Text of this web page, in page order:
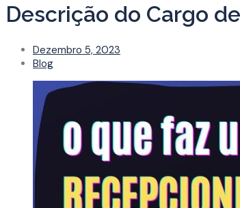
Descrição do Cargo
Dezembro 5, 2023
Blog